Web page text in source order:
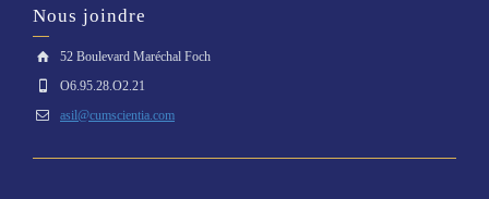
Nous joindre
52 Boulevard Maréchal Foch
O6.95.28.O2.21
asil@cumscientia.com